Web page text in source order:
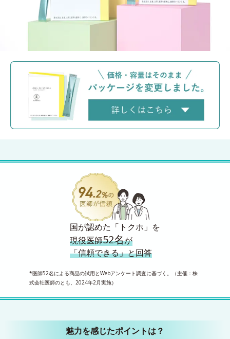
国が認めた「トクホ」を
現役医師52名が
「信頼できる」と回答
*医師52名による商品の試用とWebアンケート調査に基づく。（主催：株
式会社医師のとも、2024年2月実施）
魅力を感じたポイントは？